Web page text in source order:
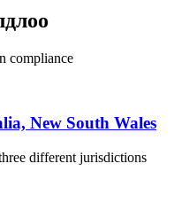
compliance
New South Wales
different jurisdictions